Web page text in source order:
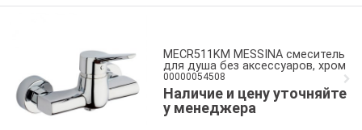
MECR511KM MESSINA смеситель
для душа без аксессуаров, хром
00000054508
Наличие и цену уточняйте
у менеджера